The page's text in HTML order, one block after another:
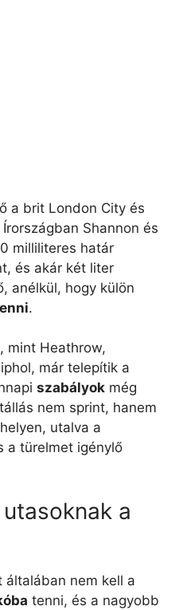
a brit London City és
Shannon és
milliliteres határ
és akár két liter
anélkül, hogy külön
.
mint Heathrow,
már telepítik a
szabályok még
nem sprint, hanem
utalva a
a türelmet igénylő
a
általában nem kell a
tenni, és a nagyobb